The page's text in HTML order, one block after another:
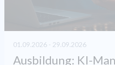
01.09.2026 - 29.09.2026
Ausbildung: KI-